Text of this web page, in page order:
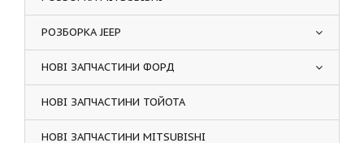
РОЗБОРКА JEEP
НОВІ ЗАПЧАСТИНИ ФОРД
НОВІ ЗАПЧАСТИНИ ТОЙОТА
НОВІ ЗАПЧАСТИНИ MITSUBISHI